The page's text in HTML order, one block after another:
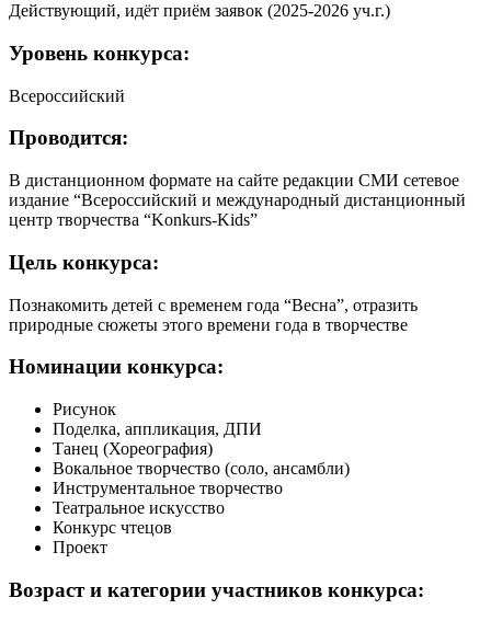
Действующий, идёт приём заявок (2025-2026 уч.г.)
Уровень конкурса:
Всероссийский
Проводится:
В дистанционном формате на сайте редакции СМИ сетевое
издание “Всероссийский и международный дистанционный
центр творчества “Konkurs-Kids”
Цель конкурса:
Познакомить детей с временем года “Весна”, отразить
природные сюжеты этого времени года в творчестве
Номинации конкурса:
Рисунок
Поделка, аппликация, ДПИ
Танец (Хореография)
Вокальное творчество (соло, ансамбли)
Инструментальное творчество
Театральное искусство
Конкурс чтецов
Проект
Возраст и категории участников конкурса: